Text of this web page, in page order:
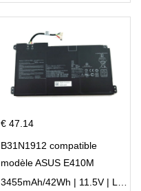
€ 47.14
B31N1912 compatible
modèle ASUS E410M
E410MA L410MA
3455mAh/42Wh | 11.5V | Li-ion ...